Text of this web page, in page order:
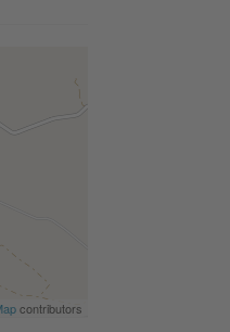
contributors